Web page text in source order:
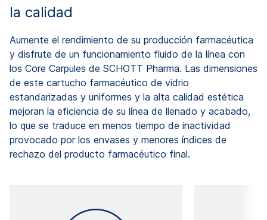
la calidad
Aumente el rendimiento de su producción farmacéutica
y disfrute de un funcionamiento fluido de la línea con
los Core Carpules de SCHOTT Pharma. Las dimensiones
de este cartucho farmacéutico de vidrio
estandarizadas y uniformes y la alta calidad estética
mejoran la eficiencia de su línea de llenado y acabado,
lo que se traduce en menos tiempo de inactividad
provocado por los envases y menores índices de
rechazo del producto farmacéutico final.